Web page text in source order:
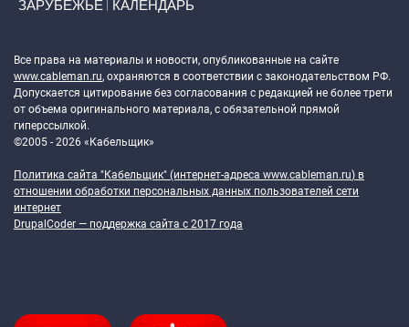
ЗАРУБЕЖЬЕ КАЛЕНДАРЬ
Все права на материалы и новости, опубликованные на сайте
www.cableman.ru, охраняются в соответствии с законодательством РФ.
Допускается цитирование без согласования с редакцией не более трети
от объема оригинального материала, с обязательной прямой
гиперссылкой.
©2005 - 2026 «Кабельщик»
Политика сайта "Кабельщик" (интернет-адреса www.cableman.ru) в
отношении обработки персональных данных пользователей сети
интернет
DrupalCoder — поддержка сайта c 2017 года